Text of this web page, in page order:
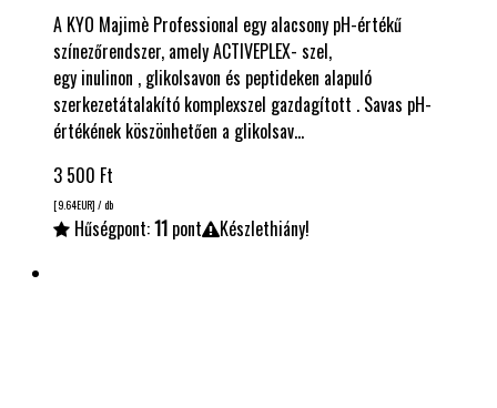
A KYO Majimè Professional egy alacsony pH-értékű
színezőrendszer, amely ACTIVEPLEX- szel,
egy inulinon , glikolsavon és peptideken alapuló
szerkezetátalakító komplexszel gazdagított . Savas pH-
értékének köszönhetően a glikolsav…
3 500 Ft
[9.64EUR] / db
Hűségpont:11 pont Készlethiány!